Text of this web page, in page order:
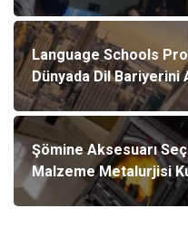
Language Schools
Dünyada Dil Bariyerini
Şömine Aksesuarı
Malzeme Metalurjisi